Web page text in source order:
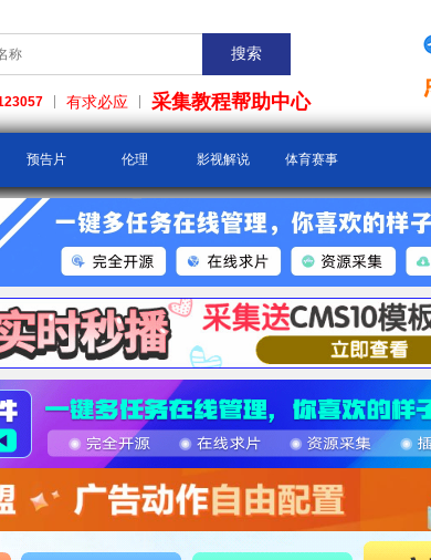
有求必应 采集教程帮助中心
预告片 伦理 影视解说 体育赛事